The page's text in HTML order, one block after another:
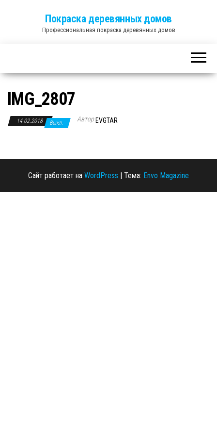
Покраска деревянных домов
Профессиональная покраска деревянных домов
IMG_2807
14.02.2018 Выкл. Автор EVGTAR
Сайт работает на WordPress | Тема: Envo Magazine